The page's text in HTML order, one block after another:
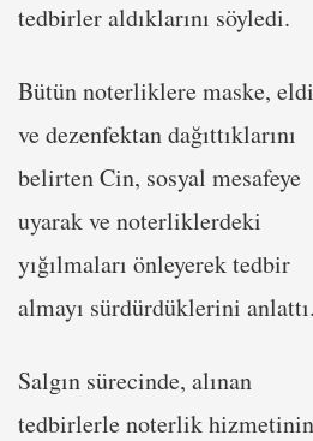
tedbirler aldıklarını söyledi.
Bütün noterliklere maske,
ve dezenfektan dağıttıklarını
belirten Cin, sosyal mesafeye
uyarak ve noterliklerdeki
yığılmaları önleyerek tedbir
almayı sürdürdüklerini anlattı.
Salgın sürecinde, alınan
tedbirlerle noterlik hizmetinin